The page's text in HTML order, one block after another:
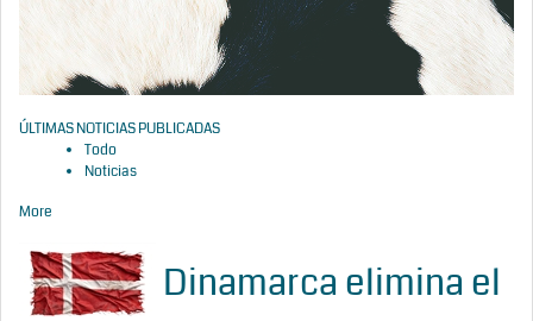
ÚLTIMAS NOTICIAS PUBLICADAS
Todo
Noticias
More
Dinamarca elimina el